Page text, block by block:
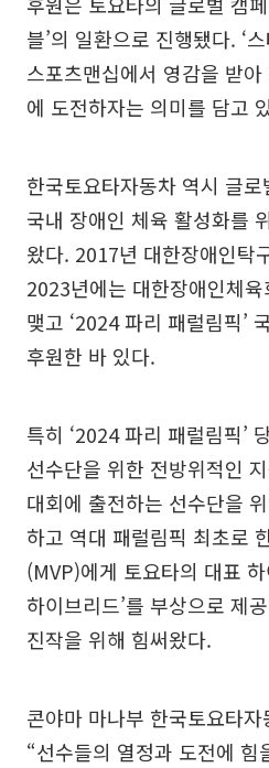
블’의 일환으로 진행됐다. ‘
스포츠맨십에서 영감을 받
에 도전하자는 의미를 담고
한국토요타자동차 역시 글
국내 장애인 체육 활성화를
왔다. 2017년 대한장애인탁
2023년에는 대한장애인체
맺고 ‘2024 파리 패럴림픽’
후원한 바 있다.
특히 ‘2024 파리 패럴림픽’
선수단을 위한 전방위적인
대회에 출전하는 선수단을
하고 역대 패럴림픽 최초로
(MVP)에게 토요타의 대표
하이브리드’를 부상으로 제
진작을 위해 힘써왔다.
콘야마 마나부 한국토요타
“선수들의 열정과 도전에 힘